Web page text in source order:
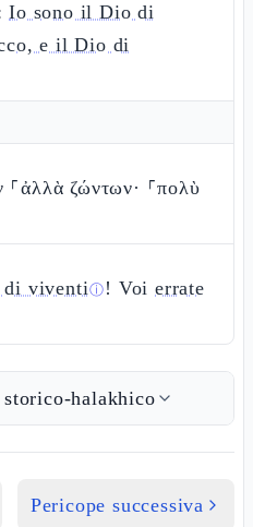
Io sono il Dio di
e il Dio di
⸀ἀλλὰ ζώντων· ⸀πολὺ
di viventiⓘ ! Voierrate
halakhico
Pericope successiva